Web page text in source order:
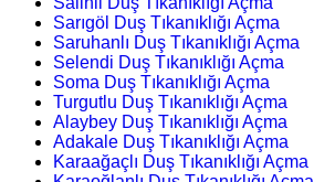
Sarıgöl Duş Tıkanıklığı Açma
Saruhanlı Duş Tıkanıklığı Açma
Selendi Duş Tıkanıklığı Açma
Soma Duş Tıkanıklığı Açma
Turgutlu Duş Tıkanıklığı Açma
Alaybey Duş Tıkanıklığı Açma
Adakale Duş Tıkanıklığı Açma
Karaağaçlı Duş Tıkanıklığı Açma